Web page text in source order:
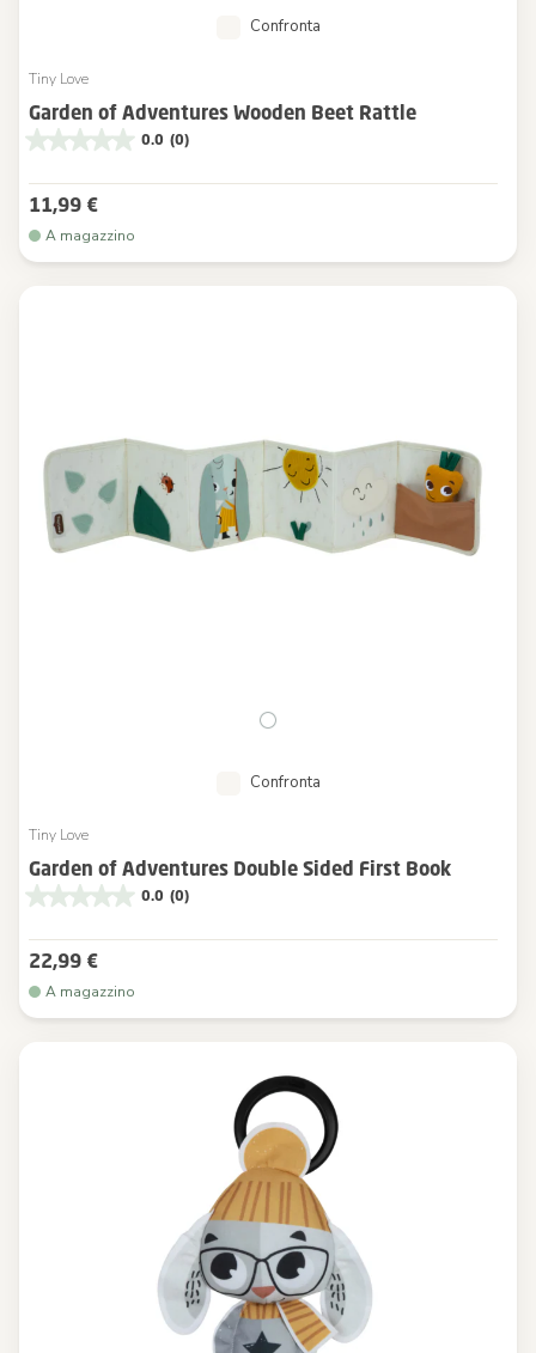
Confronta
Tiny Love
Garden of Adventures Wooden Beet Rattle
0.0 (0)
11,99 €
A magazzino
Confronta
Tiny Love
Garden of Adventures Double Sided First Book
0.0 (0)
22,99 €
A magazzino